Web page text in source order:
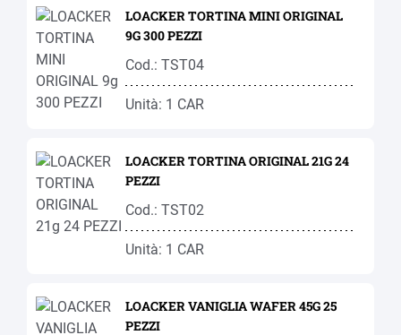
LOACKER TORTINA MINI ORIGINAL
9G 300 PEZZI
Cod.: TST04
Unità: 1 CAR
LOACKER TORTINA ORIGINAL 21G 24
PEZZI
Cod.: TST02
Unità: 1 CAR
LOACKER VANIGLIA WAFER 45G 25
PEZZI